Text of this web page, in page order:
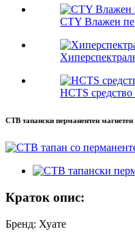
CTY Влажен
HCTS средство
CTB тапански перманентен
Краток опис:
Бренд: Хуате